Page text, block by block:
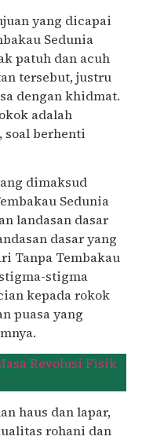
yang dicapai
Sedunia
patuh dan acuh
tersebut, justru
dengan khidmat.
adalah
soal berhenti
dimaksud
Sedunia
landasan dasar
dasar yang
Tanpa Tembakau
stigma
kepada rokok
puasa yang
Revolusi Fisik
haus dan lapar,
rohani dan